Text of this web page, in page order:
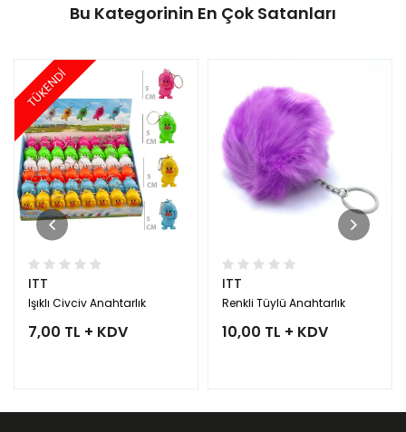
Bu Kategorinin En Çok Satanları
TÜKENDİ
ITT
Işıklı Civciv Anahtarlık
7,00 TL + KDV
ITT
Renkli Tüylü Anahtarlık
10,00 TL + KDV